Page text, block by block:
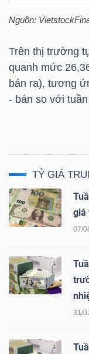
Nguồn:
Trên thị trường
quanh mức
bán ra), tương
- bán so với
TỶ GIÁ
giá
07/
31/
TIÊU
DÙNG
CHĂM
SÓC
CHÍNH